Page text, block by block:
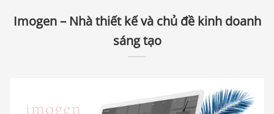
Imogen – Nhà thiết kế và chủ đề kinh doanh
sáng tạo